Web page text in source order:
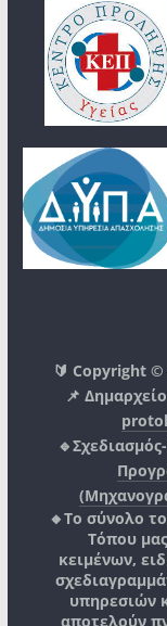
🔰 Copyright
📌
🔸Το σύνολο
Τόπου
κειμένων,
υπηρεσιών
αποτελούν